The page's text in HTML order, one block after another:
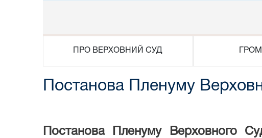
ПРО ВЕРХОВНИЙ СУД
Постанова Пленуму
Постанова Пленуму Верховного